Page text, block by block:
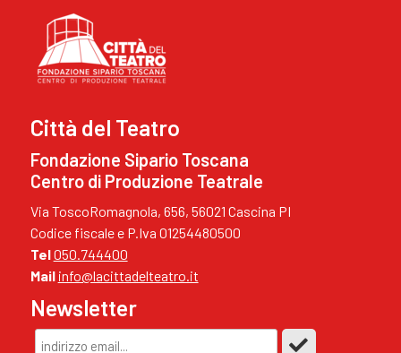
Città del Teatro
Fondazione Sipario Toscana
Centro di Produzione Teatrale
Via ToscoRomagnola, 656, 56021 Cascina PI
Codice fiscale e P.Iva 01254480500
Tel050.744400
Mail info@lacittadelteatro.it
Newsletter